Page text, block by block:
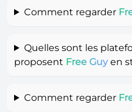
Comment regarder
Quelles sont les
proposent Free Guy en
Comment regarder